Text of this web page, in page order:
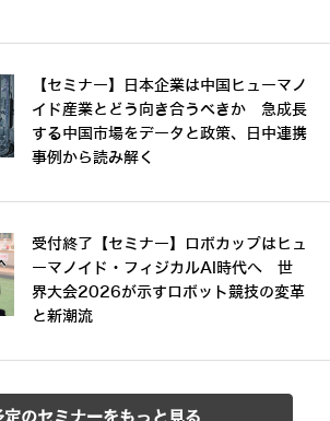
【セミナー】日本企業は中国ヒューマノ
イド産業とどう向き合うべきか 急成長
する中国市場をデータと政策、日中連携
事例から読み解く
受付終了【セミナー】ロボカップはヒュ
ーマノイド・フィジカルAI時代へ 世
界大会2026が示すロボット競技の変革
と新潮流